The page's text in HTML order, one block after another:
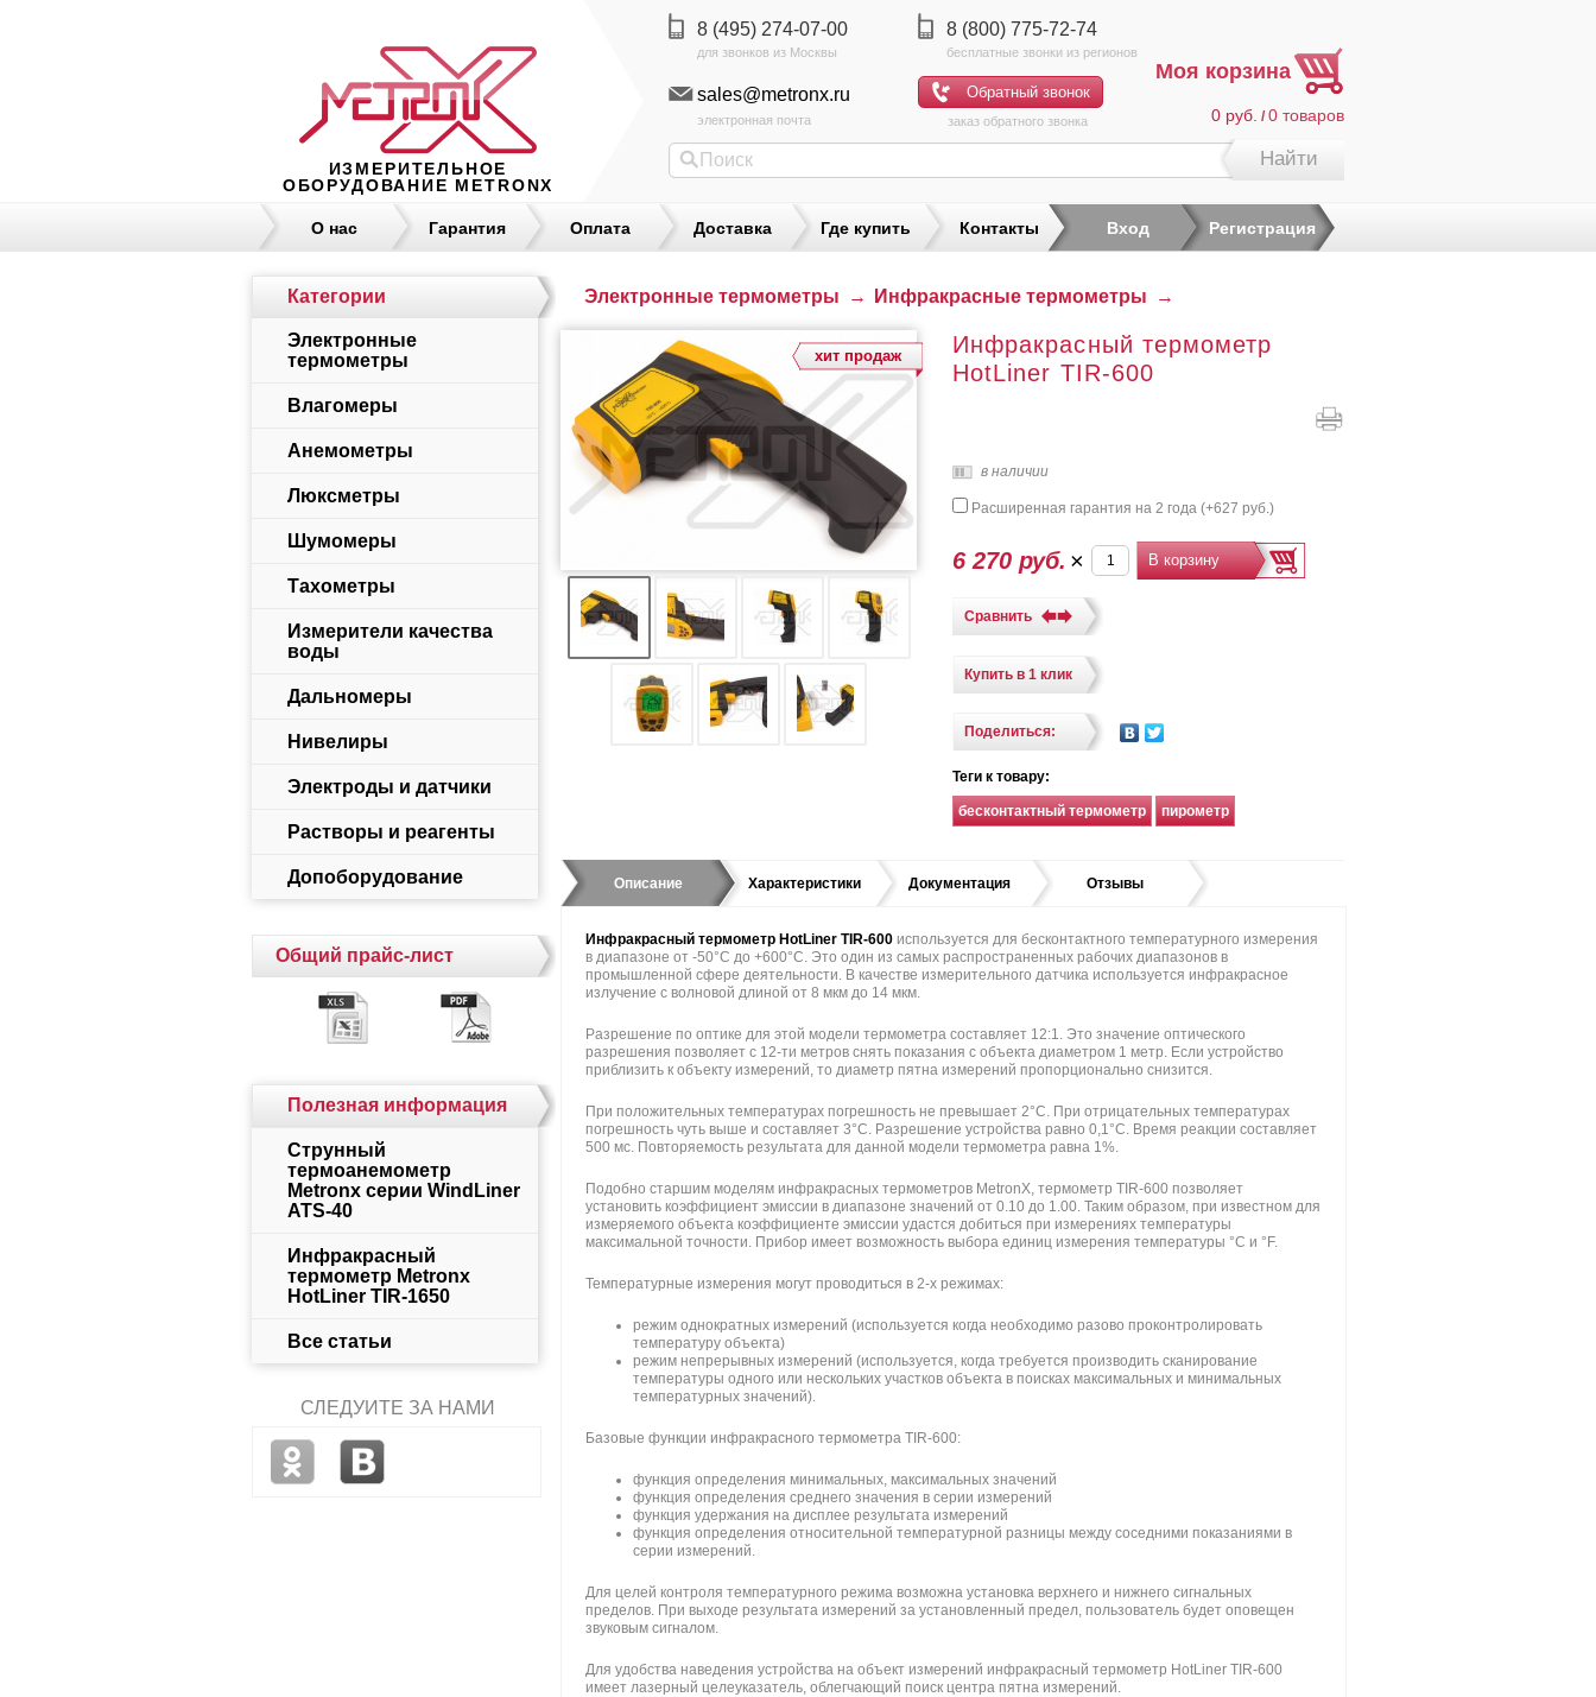
ИЗМЕРИТЕЛЬНОЕ
ОБОРУДОВАНИЕ METRONX
8 (495) 274-07-00 8 (800) 775-72-74
sales@metronx.ru
электронная почта заказ обратного звонка
Моя корзина
0 руб. /0 товаров
Найти
О нас Гарантия Оплата Доставка Где купить Контакты Вход Регистрация
Категории
Электронные
термометры
Влагомеры
Анемометры
Люксметры
Шумомеры
Тахометры
Измерители качества
воды
Дальномеры
Нивелиры
Электроды и датчики
Растворы и реагенты
Допоборудование
Общий прайс-лист
Полезная информация
Струнный
термоанемометр
Metronx серии WindLiner
ATS-40
Инфракрасный
термометр Metronx
HotLiner TIR-1650
Все статьи
СЛЕДУЙТЕ ЗА НАМИ
Электронные термометры → Инфракрасные термометры →
хит продаж
Инфракрасный термометр
HotLiner TIR-600
Купить в 1 клик
в наличии
Расширенная гарантия на 2 года (+627 руб.)
6 270 руб. ×
Сравнить
Поделиться:
Теги к товару:
бесконтактный термометр пирометр
Описание Характеристики Документация Отзывы
Инфракрасный термометр HotLiner TIR-600 используется для бесконтактного температурного измерения
в диапазоне от -50°C до +600°C. Это один из самых распространенных рабочих диапазонов в
промышленной сфере деятельности. В качестве измерительного датчика используется инфракрасное
излучение с волновой длиной от 8 мкм до 14 мкм.
Разрешение по оптике для этой модели термометра составляет 12:1. Это значение оптического
разрешения позволяет с 12-ти метров снять показания с объекта диаметром 1 метр. Если устройство
приблизить к объекту измерений, то диаметр пятна измерений пропорционально снизится.
При положительных температурах погрешность не превышает 2°C. При отрицательных температурах
погрешность чуть выше и составляет 3°C. Разрешение устройства равно 0,1°C. Время реакции составляет
500 мс. Повторяемость результата для данной модели термометра равна 1%.
Подобно старшим моделям инфракрасных термометров MetronX, термометр TIR-600 позволяет
установить коэффициент эмиссии в диапазоне значений от 0.10 до 1.00. Таким образом, при известном для
измеряемого объекта коэффициенте эмиссии удастся добиться при измерениях температуры
максимальной точности. Прибор имеет возможность выбора единиц измерения температуры °C и °F.
Температурные измерения могут проводиться в 2-х режимах:
режим однократных измерений (используется когда необходимо разово проконтролировать
температуру объекта)
режим непрерывных измерений (используется, когда требуется производить сканирование
температуры одного или нескольких участков объекта в поисках максимальных и минимальных
температурных значений).
Базовые функции инфракрасного термометра TIR-600:
функция определения минимальных, максимальных значений
функция определения среднего значения в серии измерений
функция удержания на дисплее результата измерений
функция определения относительной температурной разницы между соседними показаниями в
серии измерений.
Для целей контроля температурного режима возможна установка верхнего и нижнего сигнальных
пределов. При выходе результата измерений за установленный предел, пользователь будет оповещен
звуковым сигналом.
Для удобства наведения устройства на объект измерений инфракрасный термометр HotLiner TIR-600
имеет лазерный целеуказатель, облегчающий поиск центра пятна измерений.